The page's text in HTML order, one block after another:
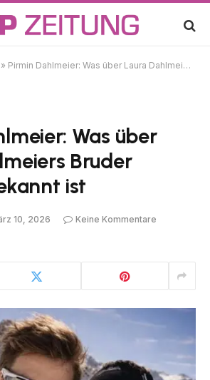
» Pirmin Dahlmeier: Was über Laura Dahlmeiers Bruder wirklich bekannt ist
Was über
Bruder
ist
10, 2026
Keine Kommentare